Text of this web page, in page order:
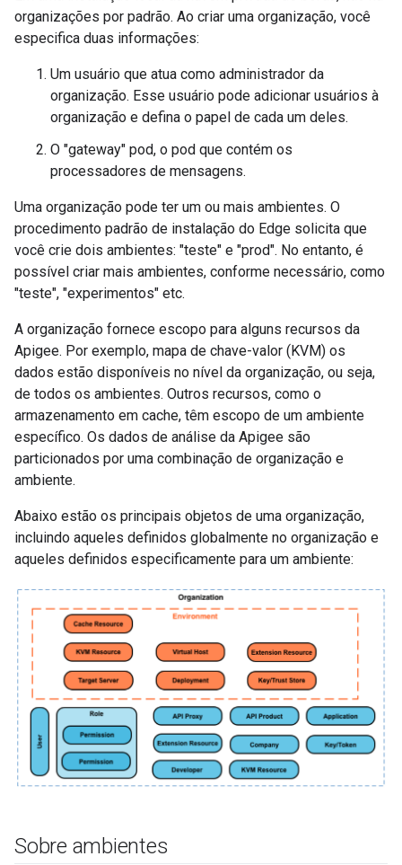
organizações por padrão. Ao criar uma organização, você
especifica duas informações:
Um usuário que atua como administrador da
organização. Esse usuário pode adicionar usuários à
organização e defina o papel de cada um deles.
O "gateway" pod, o pod que contém os
processadores de mensagens.
Uma organização pode ter um ou mais ambientes. O
procedimento padrão de instalação do Edge solicita que
você crie dois ambientes: "teste" e "prod". No entanto, é
possível criar mais ambientes, conforme necessário, como
"teste", "experimentos" etc.
A organização fornece escopo para alguns recursos da
Apigee. Por exemplo, mapa de chave-valor (KVM) os
dados estão disponíveis no nível da organização, ou seja,
de todos os ambientes. Outros recursos, como o
armazenamento em cache, têm escopo de um ambiente
específico. Os dados de análise da Apigee são
particionados por uma combinação de organização e
ambiente.
Abaixo estão os principais objetos de uma organização,
incluindo aqueles definidos globalmente no organização e
aqueles definidos especificamente para um ambiente:
Sobre ambientes